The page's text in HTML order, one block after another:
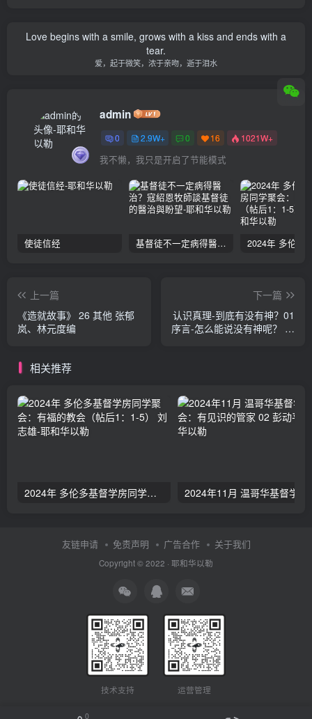
Love begins with a smile, grows with a kiss and ends with a
tear.
爱，起于微笑，浓于亲吻，逝于泪水
admin
0 2.9W+ 0 16 1021W+
我不懒，我只是开启了节能模式
使徒信经 基督徒不一定病得醫治？寇紹恩牧師談基督徒的醫治與盼望
上一篇
《造就故事》 26 其他 张郁
岚、林元度编
下一篇
认识真理-到底有没有神？01
序言-怎么能说没有神呢？ 张
相关推荐
2024年 多伦多基督学房同学聚会：有福的教会（帖后1：1-5） 刘志雄
友链申请 免责声明 广告合作 关于我们
Copyright © 2022 · 耶和华以勒
技术支持 运营管理
0